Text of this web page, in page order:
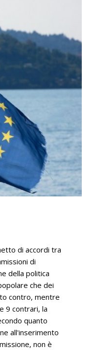
di accordi tra
di
della politica
che dei
contro, mentre
9 contrari, la
quanto
all'inserimento
non è